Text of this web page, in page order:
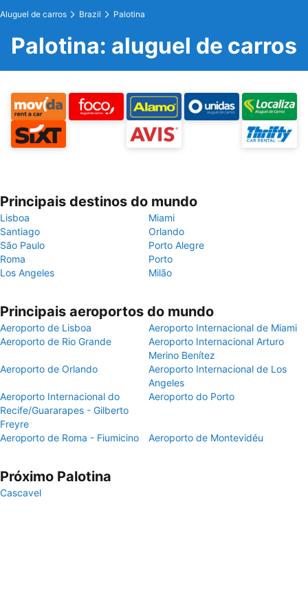
Aluguel de carros Brazil Palotina
Palotina: aluguel de carros
Principais destinos do mundo
Lisboa
Miami
Santiago
Orlando
São Paulo
Porto Alegre
Roma
Porto
Los Angeles
Milão
Principais aeroportos do mundo
Aeroporto de Lisboa
Aeroporto Internacional de Miami
Aeroporto de Rio Grande
Aeroporto Internacional Arturo
Merino Benítez
Aeroporto de Orlando
Aeroporto Internacional de Los
Angeles
Aeroporto Internacional do
Recife/Guararapes - Gilberto
Freyre
Aeroporto do Porto
Aeroporto de Roma - Fiumicino Aeroporto de Montevidéu
Próximo Palotina
Cascavel